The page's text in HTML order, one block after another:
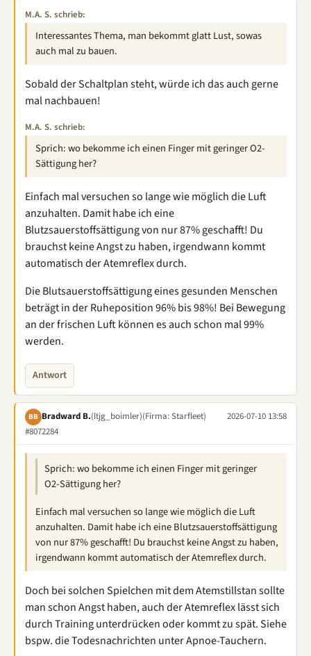
M.A. S. schrieb:
Interessantes Thema, man bekommt glatt Lust, sowas
auch mal zu bauen.
Sobald der Schaltplan steht, würde ich das auch gerne
mal nachbauen!
M.A. S. schrieb:
Sprich: wo bekomme ich einen Finger mit geringer O2-
Sättigung her?
Einfach mal versuchen so lange wie möglich die Luft
anzuhalten. Damit habe ich eine
Blutzsauerstoffsättigung von nur 87% geschafft! Du
brauchst keine Angst zu haben, irgendwann kommt
automatisch der Atemreflex durch.
Die Blutsauerstoffsättigung eines gesunden Menschen
beträgt in der Ruheposition 96% bis 98%! Bei Bewegung
an der frischen Luft können es auch schon mal 99%
werden.
Antwort
BB Bradward B.(ltjg_boimler)(Firma: Starfleet)
2026-07-10 13:58
#8072284
Sprich: wo bekomme ich einen Finger mit geringer
O2-Sättigung her?
Einfach mal versuchen so lange wie möglich die Luft
anzuhalten. Damit habe ich eine Blutzsauerstoffsättigung
von nur 87% geschafft! Du brauchst keine Angst zu haben,
irgendwann kommt automatisch der Atemreflex durch.
Doch bei solchen Spielchen mit dem Atemstillstan sollte
man schon Angst haben, auch der Atemreflex lässt sich
durch Training unterdrücken oder kommt zu spät. Siehe
bspw. die Todesnachrichten unter Apnoe-Tauchern.